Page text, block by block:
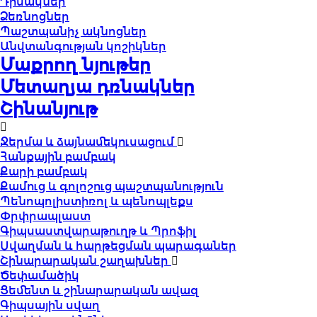
Ձեռնոցներ
Պաշտպանիչ ակնոցներ
Անվտանգության կոշիկներ
Մաքրող նյութեր
Մետաղյա դռնակներ
Շինանյութ
Ջերմա և ձայնամեկուսացում
Հանքային բամբակ
Քարի բամբակ
Քամուց և գոլոշուց պաշտպանություն
Պենոպոլիստիռոլ և պենոպլեքս
Փրփրապլաստ
Գիպսաստվարաթուղթ և Պրոֆիլ
Սվաղման և հարթեցման պարագաներ
Շինարարական շաղախներ
Ծեփամածիկ
Ցեմենտ և շինարարական ավազ
Գիպսային սվաղ